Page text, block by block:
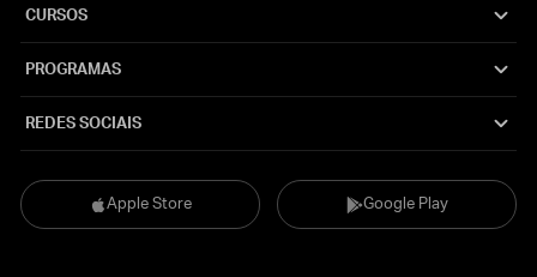
Apple Store Google Play
CURSOS
PROGRAMAS
REDES SOCIAIS